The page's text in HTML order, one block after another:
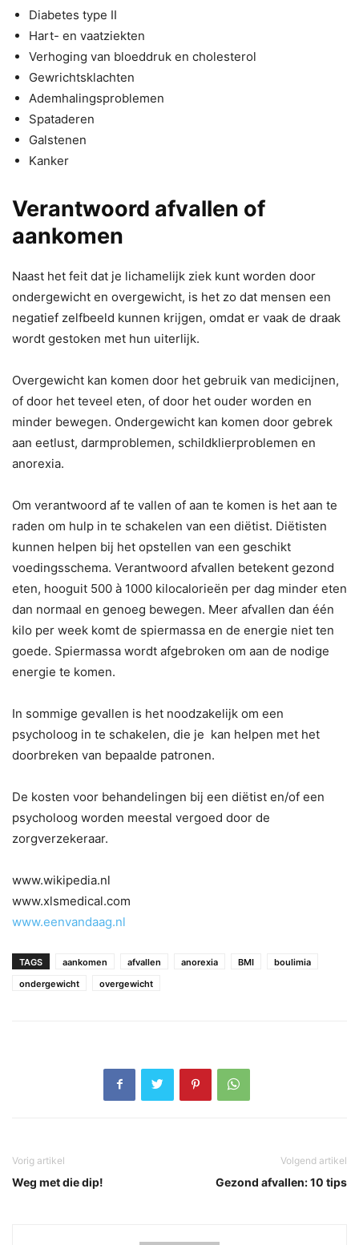
Diabetes type II
Hart- en vaatziekten
Verhoging van bloeddruk en cholesterol
Gewrichtsklachten
Ademhalingsproblemen
Spataderen
Galstenen
Kanker
Verantwoord afvallen of
aankomen
Naast het feit dat je lichamelijk ziek kunt worden door
ondergewicht en overgewicht, is het zo dat mensen een
negatief zelfbeeld kunnen krijgen, omdat er vaak de draak
wordt gestoken met hun uiterlijk.
Overgewicht kan komen door het gebruik van medicijnen,
of door het teveel eten, of door het ouder worden en
minder bewegen. Ondergewicht kan komen door gebrek
aan eetlust, darmproblemen, schildklierproblemen en
anorexia.
Om verantwoord af te vallen of aan te komen is het aan te
raden om hulp in te schakelen van een diëtist. Diëtisten
kunnen helpen bij het opstellen van een geschikt
voedingsschema. Verantwoord afvallen betekent gezond
eten, hooguit 500 à 1000 kilocalorieën per dag minder eten
dan normaal en genoeg bewegen. Meer afvallen dan één
kilo per week komt de spiermassa en de energie niet ten
goede. Spiermassa wordt afgebroken om aan de nodige
energie te komen.
In sommige gevallen is het noodzakelijk om een
psycholoog in te schakelen, die je kan helpen met het
doorbreken van bepaalde patronen.
De kosten voor behandelingen bij een diëtist en/of een
psycholoog worden meestal vergoed door de
zorgverzekeraar.
www.wikipedia.nl
www.xlsmedical.com
www.eenvandaag.nl
TAGS aankomen afvallen anorexia BMI
boulimia
ondergewicht
overgewicht
Vorig artikel
Weg met die dip!
Volgend artikel
Gezond afvallen: 10 tips